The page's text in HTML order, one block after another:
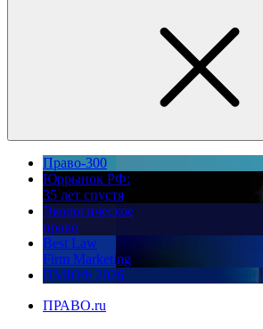
Право-300
Юррынок РФ:
35 лет спустя
Экологическое
право
Best Law
Firm Marketing
ПМЮФ 2026
ПРАВО.ru